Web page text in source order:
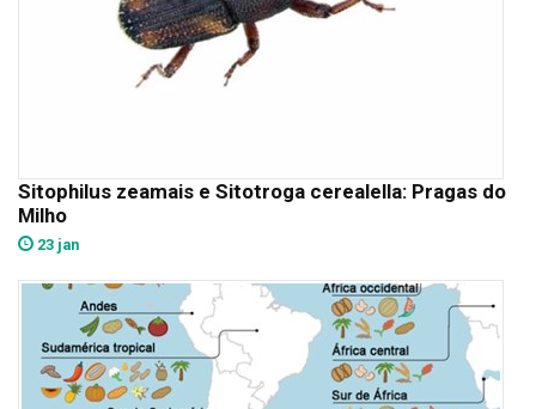
Sitophilus zeamais e Sitotroga cerealella: Pragas do
Milho
23 jan